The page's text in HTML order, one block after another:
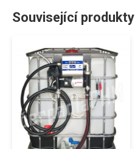
Související produkty